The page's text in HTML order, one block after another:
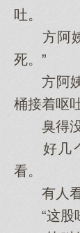
吐。
方阿姨
死。”
方阿姨
桶接着呕
臭得没
好几‌个
看。
有人看
“这股